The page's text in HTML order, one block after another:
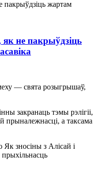
як не пакрыўдзіць
— свята розыгрышаў,
закранаць тэмы рэлігіі,
прыналежнасці, а таксама